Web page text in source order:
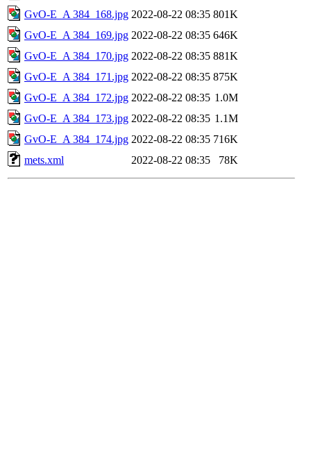
GvO-E_A 384_168.jpg 2022-08-22 08:35 801K
GvO-E_A 384_169.jpg 2022-08-22 08:35 646K
GvO-E_A 384_170.jpg 2022-08-22 08:35 881K
GvO-E_A 384_171.jpg 2022-08-22 08:35 875K
GvO-E_A 384_172.jpg 2022-08-22 08:35 1.0M
GvO-E_A 384_173.jpg 2022-08-22 08:35 1.1M
GvO-E_A 384_174.jpg 2022-08-22 08:35 716K
mets.xml
2022-08-22 08:35 78K